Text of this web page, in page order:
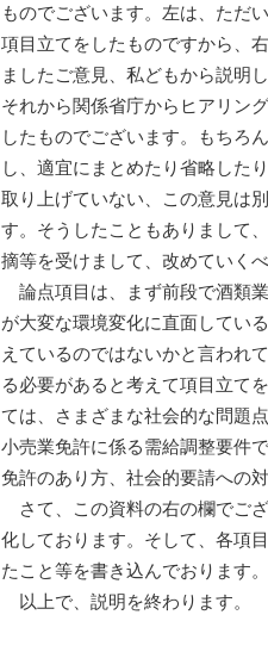
ものでございます。左は、ただ
項目立てをしたものですから、
ましたご意見、私どもから説明
それから関係省庁からヒアリン
したものでございます。もちろ
し、適宜にまとめたり省略した
取り上げていない、この意見は
す。そうしたこともありまして
摘等を受けまして、改めていく
論点項目は、まず前段で酒類
が大変な環境変化に直面してい
えているのではないかと言われ
る必要があると考えて項目立て
ては、さまざまな社会的な問題
小売業免許に係る需給調整要件
免許のあり方、社会的要請への
さて、この資料の右の欄でご
化しております。そして、各項
たこと等を書き込んでおります。
以上で、説明を終わります。